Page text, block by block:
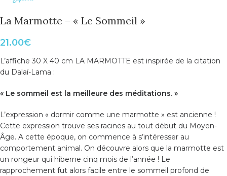
La Marmotte – « Le Sommeil »
21.00€
L’affiche 30 X 40 cm LA MARMOTTE est inspirée de la citation
du Dalaï-Lama :
« Le sommeil est la meilleure des méditations. »
L’expression « dormir comme une marmotte » est ancienne !
Cette expression trouve ses racines au tout début du Moyen-
Âge. A cette époque, on commence à s’intéresser au
comportement animal. On découvre alors que la marmotte est
un rongeur qui hiberne cinq mois de l’année ! Le
rapprochement fut alors facile entre le sommeil profond de